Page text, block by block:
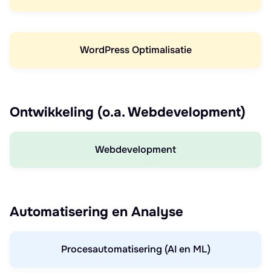
WordPress Optimalisatie
Ontwikkeling (o.a. Webdevelopment)
Webdevelopment
Automatisering en Analyse
Procesautomatisering (AI en ML)